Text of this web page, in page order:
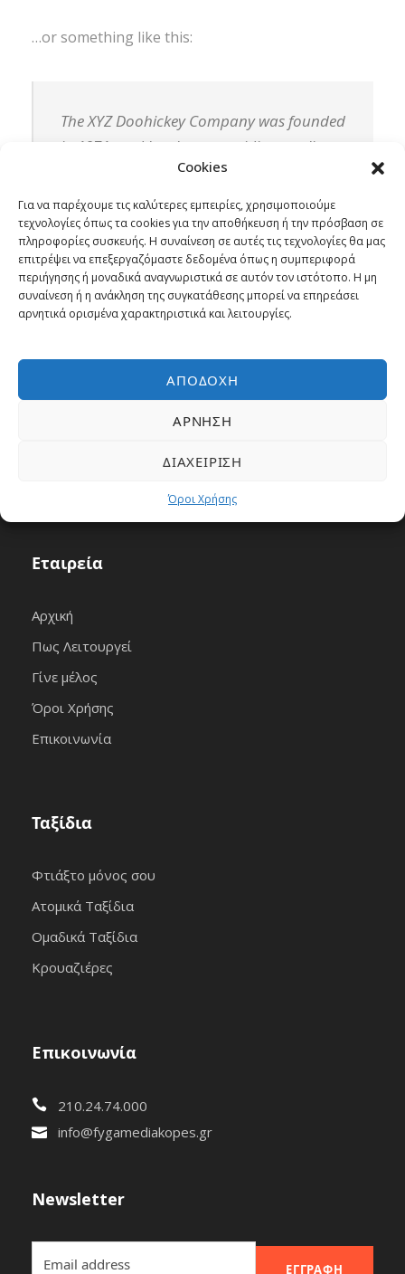
Cookies
Για να παρέχουμε τις καλύτερες εμπειρίες, χρησιμοποιούμε
τεχνολογίες όπως τα cookies για την αποθήκευση ή την πρόσβαση σε
πληροφορίες συσκευής. Η συναίνεση σε αυτές τις τεχνολογίες θα μας
επιτρέψει να επεξεργαζόμαστε δεδομένα όπως η συμπεριφορά
περιήγησης ή μοναδικά αναγνωριστικά σε αυτόν τον ιστότοπο. Η μη
συναίνεση ή η ανάκληση της συγκατάθεσης μπορεί να επηρεάσει
αρνητικά ορισμένα χαρακτηριστικά και λειτουργίες.
ΑΠΟΔΟΧΉ
ΆΡΝΗΣΗ
ΔΙΑΧΕΊΡΙΣΗ
Όροι Χρήσης
…or something like this:
The XYZ Doohickey Company was founded
in 1971, and has been providing quality
doohickeys to the public ever since.
Located in Gotham City, XYZ employs over
2,000 people and does all kinds of
awesome things for the Gotham
community.
As a new WordPress user, you should go toyour
to delete this page and create new
Εταιρεία
Αρχική
Πως Λειτουργεί
Γίνε μέλος
Όροι Χρήσης
Επικοινωνία
Ταξίδια
Φτιάξτο μόνος σου
Ατομικά Ταξίδια
Ομαδικά Ταξίδια
Κρουαζιέρες
Επικοινωνία
210.24.74.000
info@fygamediakopes.gr
Newsletter
ΕΓΓΡΑΦΉ